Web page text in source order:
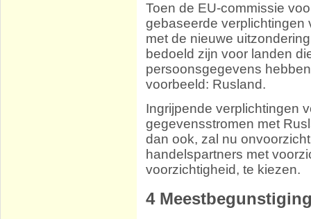
Toen de EU-commissie
gebaseerde
met de nieuwe
bedoeld zijn voor landen
persoonsgegevens
voorbeeld: Rusland.
Ingrijpende verplichtingen
gegevensstromen met
dan ook, zal nu
handelspartners met
voorzichtigheid, te kiezen.
4